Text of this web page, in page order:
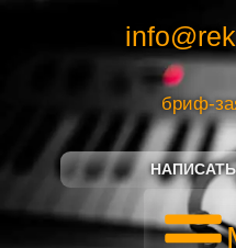
бриф-
НАПИСАТЬ